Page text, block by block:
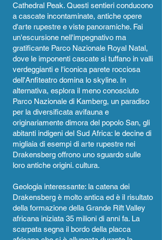
Cathedral Peak. Questi sentieri conducono
a cascate incontaminate, antiche opere
d'arte rupestre e viste panoramiche. Fai
un'escursione nell'impegnativo ma
gratificante Parco Nazionale Royal Natal,
dove le imponenti cascate si tuffano in valli
verdeggianti e l'iconica parete rocciosa
dell'Anfiteatro domina lo skyline. In
alternativa, esplora il meno conosciuto
Parco Nazionale di Kamberg, un paradiso
per la diversificata avifauna e
originariamente dimora del popolo San, gli
abitanti indigeni del Sud Africa: le decine di
migliaia di esempi di arte rupestre nei
Drakensberg offrono uno sguardo sulle
loro antiche origini. cultura.
Geologia interessante: la catena dei
Drakensberg è molto antica ed è il risultato
della formazione della Grande Rift Valley
africana iniziata 35 milioni di anni fa. La
scarpata segna il bordo della placca